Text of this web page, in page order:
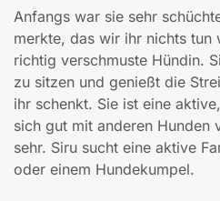
Anfangs war sie sehr
merkte, das wir ihr nichts tun
richtig verschmuste Hündin.
zu sitzen und genießt die
ihr schenkt. Sie ist eine
sich gut mit anderen Hunden
sehr. Siru sucht eine aktive
oder einem Hundekumpel.